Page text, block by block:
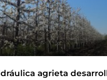
agrieta